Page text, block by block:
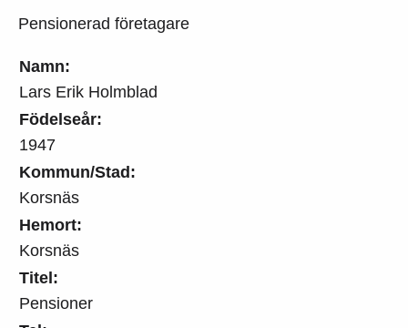
Namn:
Lars Erik Holmblad
Födelseår:
1947
Kommun/Stad:
Korsnäs
Hemort:
Korsnäs
Titel:
Pensioner
Pensionerad företagare